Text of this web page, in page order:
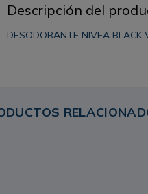
Descripción del
DESODORANTE NIVEA BLACK